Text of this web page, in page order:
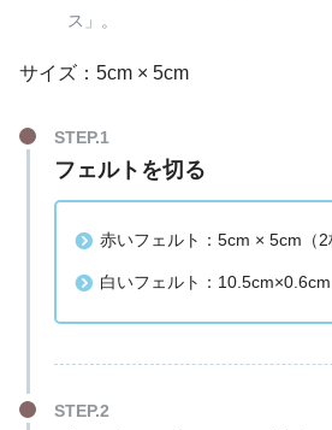
ス」。
サイズ：5cm × 5cm
フェルトを切る
赤いフェルト：5cm × 5cm（2
白いフェルト：10.5cm×0.6cm